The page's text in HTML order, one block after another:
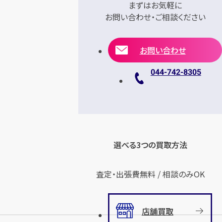
まずはお気軽に
お問い合わせ・ご相談ください
お問い合わせ
044-742-8305
選べる3つの買取方法
査定・出張費無料 / 相談のみOK
店舗買取